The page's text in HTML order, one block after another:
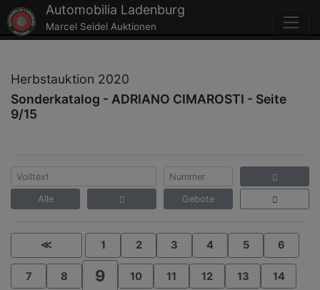
Automobilia Ladenburg
Marcel Seidel Auktionen
Herbstauktion 2020
Sonderkatalog - ADRIANO CIMAROSTI - Seite
9/15
Alle Gebote
≪ 1 2 3 4 5 6
7 8 9 10 11 12 13 14